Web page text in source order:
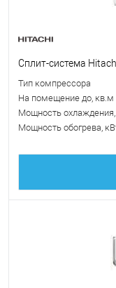
Сплит-система
Тип компрессора
На помещение до, кв.м
Мощность охлаждения,
Мощность обогрева,